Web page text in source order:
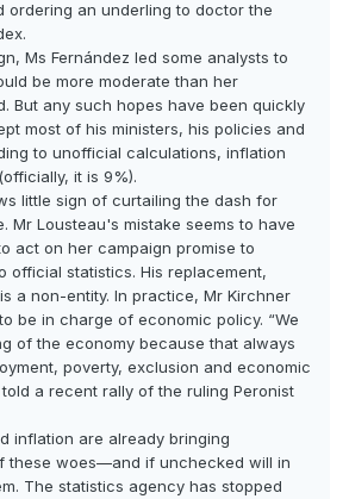
ordering an underling to doctor the
Ms Fernández led some analysts to
be more moderate than her
But any such hopes have been quickly
most of his ministers, his policies and
to unofficial calculations, inflation
it is 9%).
little sign of curtailing the dash for
Mr Lousteau's mistake seems to have
act on her campaign promise to
official statistics. His replacement,
a non-entity. In practice, Mr Kirchner
be in charge of economic policy. “We
of the economy because that always
poverty, exclusion and economic
a recent rally of the ruling Peronist
inflation are already bringing
these woes—and if unchecked will in
The statistics agency has stopped